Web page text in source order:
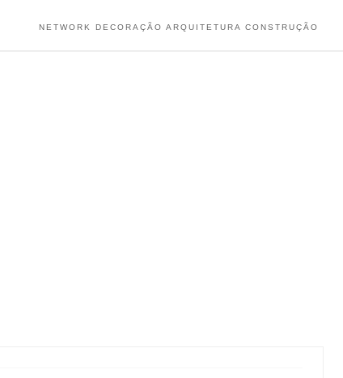
NETWORK DECORAÇÃO ARQUITETURA CONSTRUÇÃO